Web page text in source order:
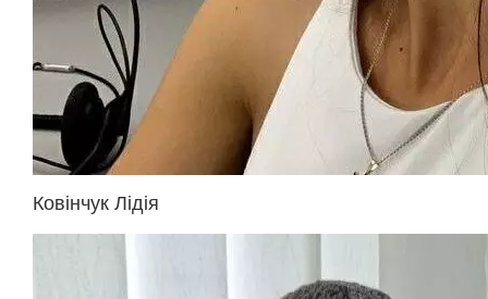
Ковінчук Лідія